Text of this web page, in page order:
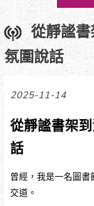
從靜謐書
氛圍說話
2025-11-14
從靜謐書架
話
曾經，我是一名圖
交道。